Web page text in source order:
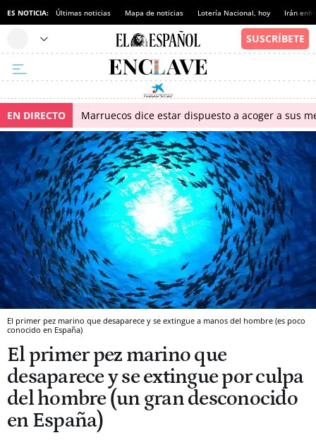
ES NOTICIA: Últimas noticias Mapa de noticias Lotería Nacional, hoy Irán
EN DIRECTO Marruecos dice estar dispuesto a acoger a sus
El primer pez marino que desaparece y se extingue a manos del hombre (es poco
conocido en España)
El primer pez marino que
desaparece y se extingue por culpa
del hombre (un gran desconocido
en España)